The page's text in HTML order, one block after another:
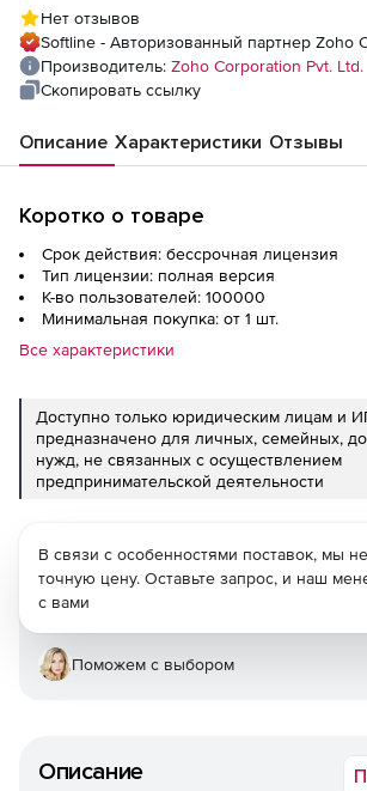
Single Installation), fee for
100000 User Objects
Нет отзывов
Softline - Авторизованный партнер Zoho
Производитель: Zoho Corporation Pvt. Ltd.
Скопировать ссылку
Описание Характеристики Отзывы
Коротко о товаре
Срок действия: бессрочная лицензия
Тип лицензии: полная версия
К-во пользователей: 100000
Минимальная покупка: от 1 шт.
Все характеристики
Доступно только юридическим лицам и
предназначено для личных, семейных,
нужд, не связанных с осуществлением
предпринимательской деятельности
Описание
В связи с особенностями поставок, мы
точную цену. Оставьте запрос, и наш
с вами
Поможем с выбором